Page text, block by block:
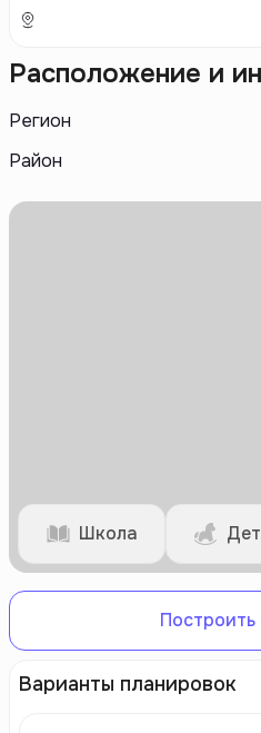
Расположение и
Регион
Район
Школа
Варианты планировок